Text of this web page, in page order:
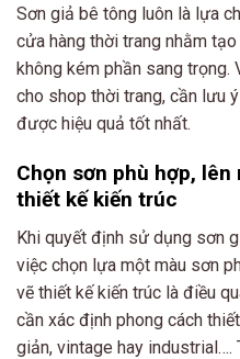
Sơn giả bê tông luôn là lựa
cửa hàng thời trang nhằm
không kém phần sang
cho shop thời trang, cần lưu
được hiệu quả tốt nhất.
Chọn sơn phù hợp, lên
thiết kế kiến trúc
Khi quyết định sử dụng sơn
việc chọn lựa một màu sơn
vẽ thiết kế kiến trúc là điều
cần xác định phong cách
giản, vintage hay